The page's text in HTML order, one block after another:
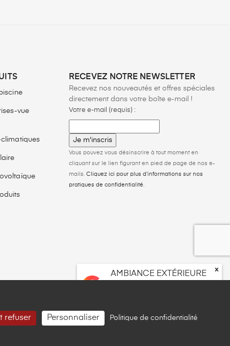
vue
RECEVEZ NOTRE NEWSLETTER
Recevez nos nouveautés et offres spéciales
directement dans votre boîte e-mail !
Votre e-mail (requis) :
Vous pouvez vous désinscrire à tout moment en
cliquant sur le lien figurant en pied de page de nos e-
mails. Cliquez ici pour plus d’informations sur nos
pratiques de confidentialité.
AMBIANCE EXTÉRIEURE
x
refuser Personnaliser Politique de confidentialité